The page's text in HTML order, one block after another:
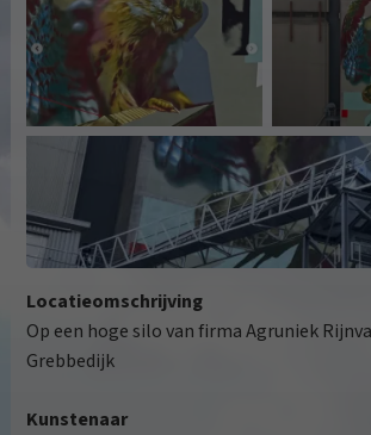
Locatieomschrijving
Op een hoge silo van firma Agruniek
Grebbedijk
Kunstenaar